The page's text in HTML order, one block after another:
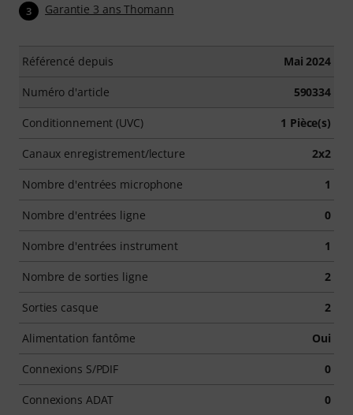
3 Garantie 3 ans Thomann
Référencé depuis Mai 2024
Numéro d'article 590334
Conditionnement (UVC) 1 Pièce(s)
Canaux enregistrement/lecture 2x2
Nombre d'entrées microphone 1
Nombre d'entrées ligne 0
Nombre d'entrées instrument 1
Nombre de sorties ligne 2
Sorties casque 2
Alimentation fantôme Oui
Connexions S/PDIF 0
Connexions ADAT 0